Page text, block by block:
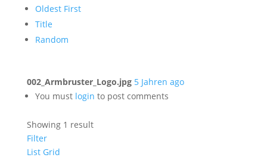
Oldest First
Title
Random
002_Armbruster_Logo.jpg 5 Jahren ago
You must login to post comments
Showing 1 result
Filter
List Grid